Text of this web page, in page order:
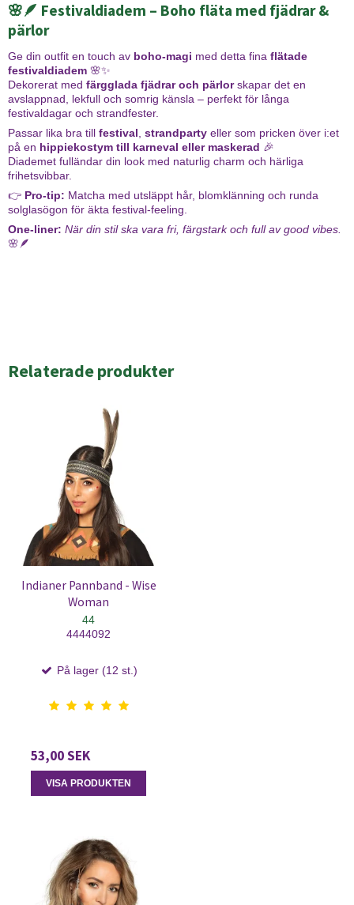
🌸🪶 Festivaldiadem – Boho fläta med fjädrar &
pärlor
Ge din outfit en touch av boho-magi med detta fina flätade
festivaldiadem 🌸✨
Dekorerat med färgglada fjädrar och pärlorskapar det en
avslappnad, lekfull och somrig känsla – perfekt för långa
festivaldagar och strandfester.
Passar lika bra till festival, strandparty eller som pricken över i:et
på en hippiekostym till karneval eller maskerad 🎉
Diademet fulländar din look med naturlig charm och härliga
frihetsvibbar.
👉 Pro-tip: Matcha med utsläppt hår, blomklänning och runda
solglasögon för äkta festival-feeling.
One-liner: När din stil ska vara fri, färgstark och full av good vibes.
🌸🪶
Relaterade produkter
Indianer Pannband - Wise
Woman
44
4444092
På lager (12 st.)
53,00 SEK
VISA PRODUKTEN